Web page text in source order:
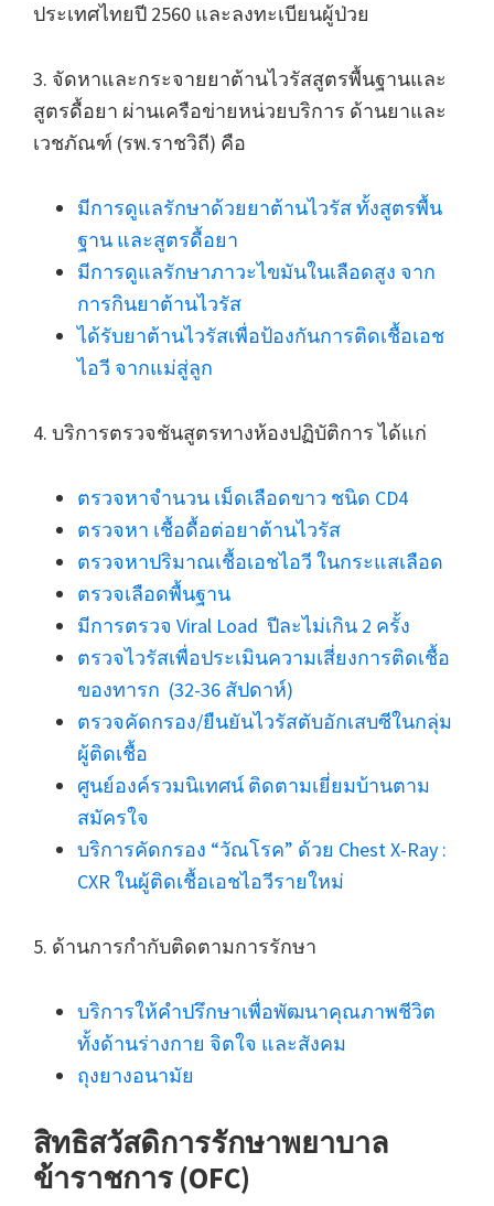
ประเทศไทยปี 2560 และลงทะเบียนผู้ป่วย
3. จัดหาและกระจายยาต้านไวรัสสูตรพื้นฐานและ
สูตรดื้อยา ผ่านเครือข่ายหน่วยบริการ ด้านยาและ
เวชภัณฑ์ (รพ.ราชวิถี) คือ
มีการดูแลรักษาด้วยยาต้านไวรัส ทั้งสูตรพื้น
ฐาน และสูตรดื้อยา
มีการดูแลรักษาภาวะไขมันในเลือดสูง จาก
การกินยาต้านไวรัส
ได้รับยาต้านไวรัสเพื่อป้องกันการติดเชื้อเอช
ไอวี จากแม่สู่ลูก
4. บริการตรวจชันสูตรทางห้องปฏิบัติการ ได้แก่
ตรวจหาจำนวน เม็ดเลือดขาว ชนิด CD4
ตรวจหา เชื้อดื้อต่อยาต้านไวรัส
ตรวจหาปริมาณเชื้อเอชไอวี ในกระแสเลือด
ตรวจเลือดพื้นฐาน
มีการตรวจ Viral Load ปีละไม่เกิน 2 ครั้ง
ตรวจไวรัสเพื่อประเมินความเสี่ยงการติดเชื้อ
ของทารก (32-36 สัปดาห์)
ตรวจคัดกรอง/ยืนยันไวรัสตับอักเสบซีในกลุ่ม
ผู้ติดเชื้อ
ศูนย์องค์รวมนิเทศน์ ติดตามเยี่ยมบ้านตาม
สมัครใจ
บริการคัดกรอง “วัณโรค” ด้วย Chest X-Ray :
CXR ในผู้ติดเชื้อเอชไอวีรายใหม่
5. ด้านการกำกับติดตามการรักษา
บริการให้คำปรึกษาเพื่อพัฒนาคุณภาพชีวิต
ทั้งด้านร่างกาย จิตใจ และสังคม
ถุงยางอนามัย
สิทธิสวัสดิการรักษาพยาบาล
ข้าราชการ (OFC)